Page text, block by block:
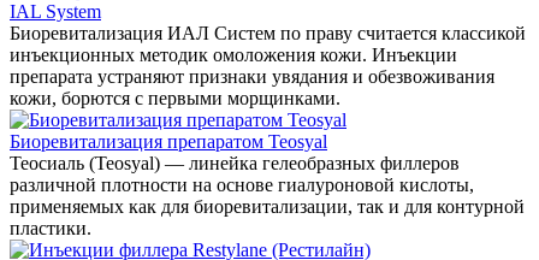
IAL System
Биоревитализация ИАЛ Систем по праву считается классикой
инъекционных методик омоложения кожи. Инъекции
препарата устраняют признаки увядания и обезвоживания
кожи, борются с первыми морщинками.
Биоревитализация препаратом Teosyal
Теосиаль (Teosyal) — линейка гелеобразных филлеров
различной плотности на основе гиалуроновой кислоты,
применяемых как для биоревитализации, так и для контурной
пластики.